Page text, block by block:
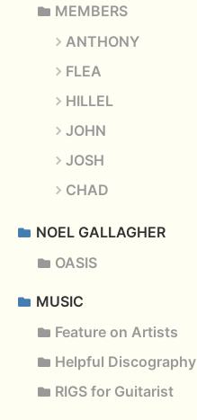
MEMBERS
ANTHONY
FLEA
HILLEL
JOHN
JOSH
CHAD
NOEL GALLAGHER
OASIS
MUSIC
Feature on Artists
Helpful Discography
RIGS for Guitarist